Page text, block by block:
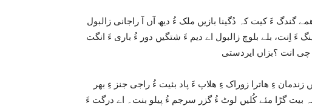
گندگ ءَ کیت کہ دُگینا بازیں ملک ءُ دیھ آں آ راجانی زالبول
ءَ اِنت، بلے بلوچ زالبول اے دیم ءَ شتگیں دور ءُ باری ءَ انگت
ءِ ھاترا زوراک ءِ ھلاپ ءَ پاد بئیت ءُ راجی جنز ءِ بھر
بیت گڑا مئے کُلیں لوٹ ءُ گزر سرجم ءُ پیلو بنت۔ اے درگت ءَ